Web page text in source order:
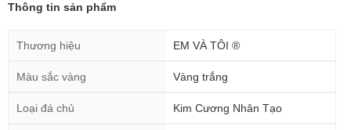
Thông tin sản phẩm
Thương hiệu EM VÀ TÔI ®
Màu sắc vàng Vàng trắng
Loại đá chủ Kim Cương Nhân Tạo